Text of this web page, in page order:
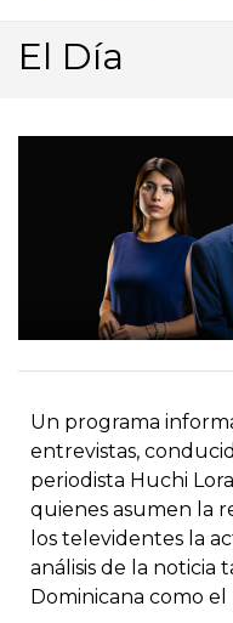
El Día
Un programa
entrevistas,
periodista Huchi
quienes asumen la
los televidentes la
análisis de la noticia
Dominicana como